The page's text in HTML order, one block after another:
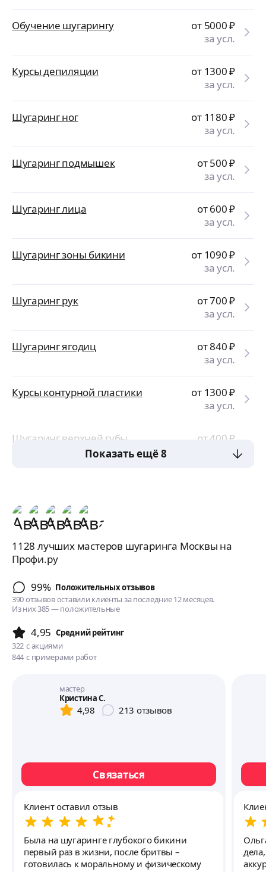
Обучение шугарингу от 5000₽
за усл.
Курсы депиляции от 1300₽
за усл.
Шугаринг ног от 1180₽
за усл.
Шугаринг подмышек от 500₽
за усл.
Шугаринг лица от 600₽
за усл.
Шугаринг зоны бикини от 1090₽
за усл.
Шугаринг рук от 700₽
за усл.
Шугаринг ягодиц от 840₽
за усл.
Курсы контурной пластики от 1300₽
за усл.
Шугаринг верхней губы от 400₽
за усл.
Показать ещё 8
1128 лучших мастеров шугаринга Москвы на
Профи.ру
99% Положительных отзывов
390 отзывов оставили клиенты за последние 12 месяцев.
Из них 385 — положительные
4,95 Cредний рейтинг
322 с акциями
844 с примерами работ
мастер
Кристина С.
4,98 213 отзывов
Связаться
Клиент оставил отзыв
Была на шугаринге глубокого бикини
первый раз в жизни, после бритвы –
готовилась к моральному и физическому